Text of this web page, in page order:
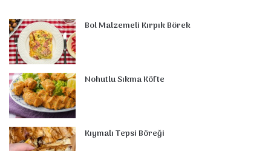
Bol Malzemeli Kırpık Börek
Nohutlu Sıkma Köfte
Kıymalı Tepsi Böreği